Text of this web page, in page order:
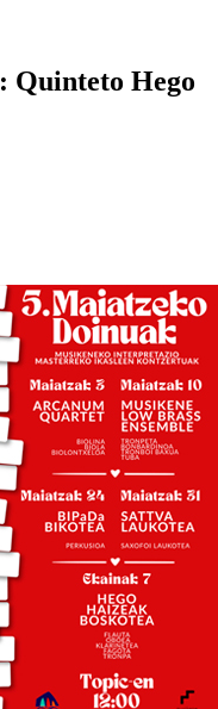
Quinteto Hego